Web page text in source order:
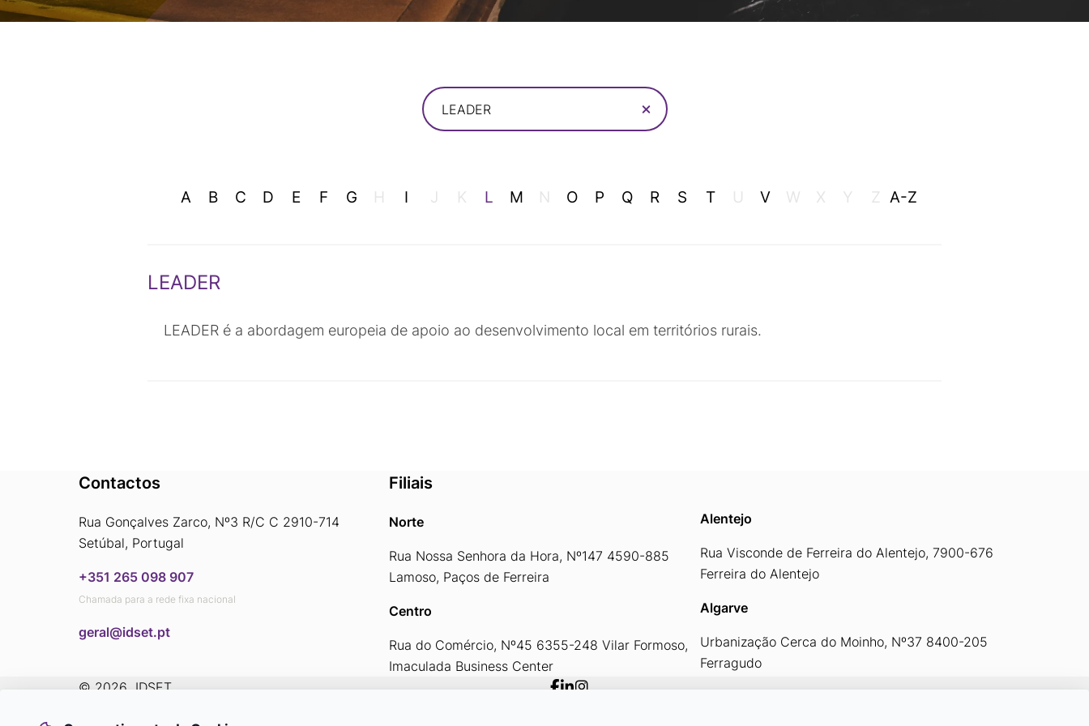
LEADER
A B C D E F G H I J K L M N O P Q R S T U V W X Y Z A-Z
LEADER
LEADER é a abordagem europeia de apoio ao desenvolvimento local em territórios rurais.
Contactos
Rua Gonçalves Zarco, Nº3 R/C C 2910-714
Setúbal, Portugal
+351 265 098 907
Chamada para a rede fixa nacional
​​​​​​​geral@idset.pt
Filiais
Norte
Rua Nossa Senhora da Hora, Nº147 4590-885
Lamoso, Paços de Ferreira
Centro
Rua do Comércio, Nº45 6355-248 Vilar Formoso,
Imaculada Business Center
Alentejo
Rua Visconde de Ferreira do Alentejo, 7900-676
Ferreira do Alentejo
Algarve
Urbanização Cerca do Moinho, Nº37 8400-205
Ferragudo
© 2026 IDSET